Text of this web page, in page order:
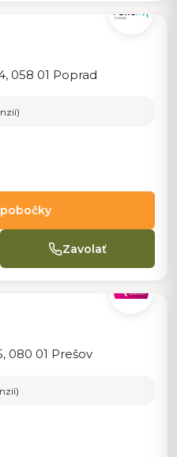
058 01 Poprad
Zavolať
080 01 Prešov